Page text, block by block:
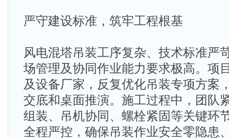
严守建设标准，筑牢工程根基​
风电混塔吊装工序复杂、技术标准严
场管理及协同作业能力要求极高。项
及设备厂家，反复优化吊装专项方案
交底和桌面推演。施工过程中，团队
组装、吊机协同、螺栓紧固等关键环
全程严控，确保吊装作业安全零隐患